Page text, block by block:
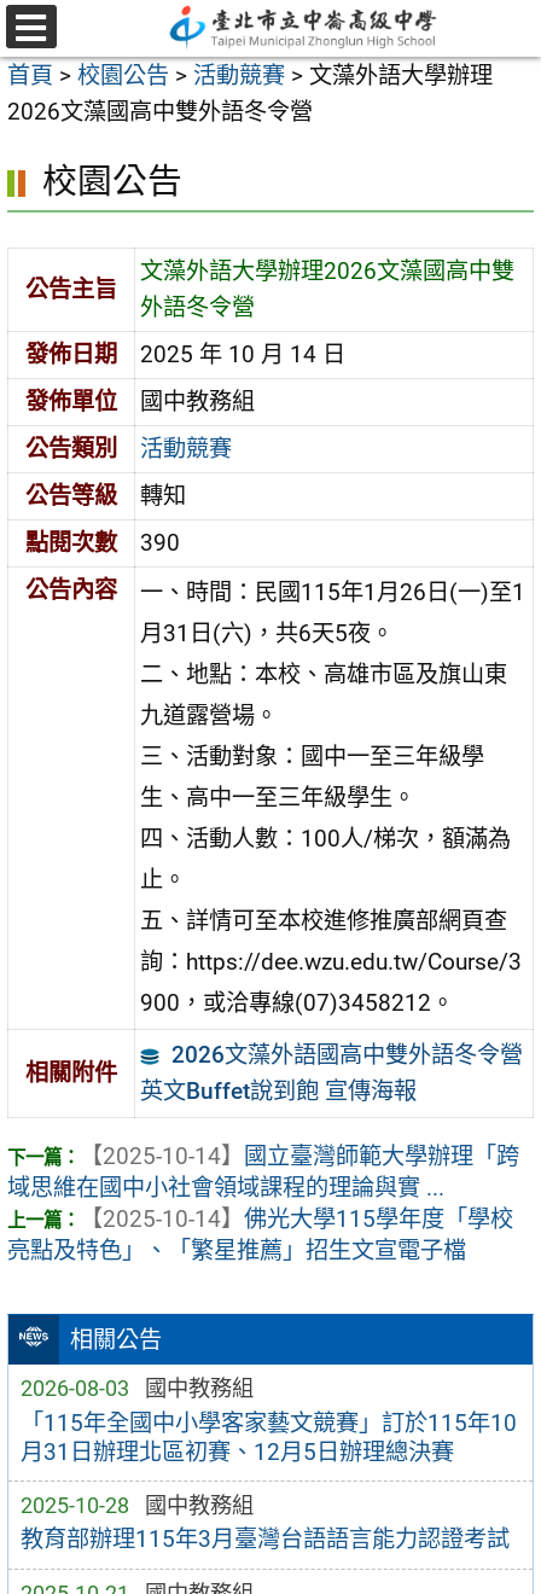
跳
至
主
要
容
選
單
首頁 > 校園公告 > 活動競賽 > 文藻外語大學辦理
2026文藻國高中雙外語冬令營
相關公告
2026-08-03 國中教務組
「115年全國中小學客家藝文競賽」訂於115年10
月31日辦理北區初賽、12月5日辦理總決賽
2025-10-28 國中教務組
教育部辦理115年3月臺灣台語語言能力認證考試
校園公告
公告主旨
文藻外語大學辦理2026文藻國高中雙
外語冬令營
發佈日期
2025 年 10 月 14 日
發佈單位
國中教務組
公告類別
活動競賽
公告等級
轉知
點閱次數
390
公告內容
一、時間：民國115年1月26日(一)至1
月31日(六)，共6天5夜。
二、地點：本校、高雄市區及旗山東
九道露營場。
三、活動對象：國中一至三年級學
生、高中一至三年級學生。
四、活動人數：100人/梯次，額滿為
止。
五、詳情可至本校進修推廣部網頁查
詢：https://dee.wzu.edu.tw/Course/3
900，或洽專線(07)3458212。
相關附件
2026文藻外語國高中雙外語冬令營
英文Buffet說到飽 宣傳海報
【2025-10-14】
國立臺灣師範大學辦理「跨
域思維在國中小社會領域課程的理論與實 ...
【2025-10-14】 佛光大學115學年度「學校
亮點及特色」、「繁星推薦」招生文宣電子檔